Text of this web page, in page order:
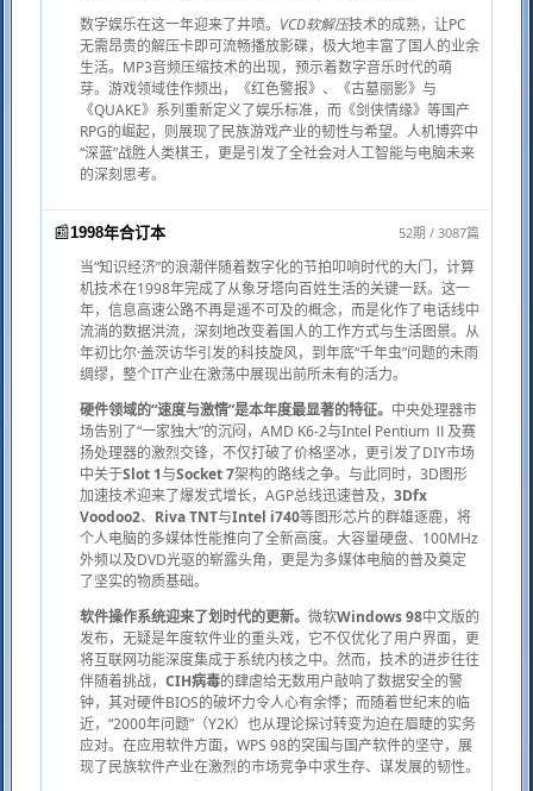
数字娱乐在这一年迎来了井喷。 VCD软解压技术的成熟，让PC
无需昂贵的解压卡即可流畅播放影碟，极大地丰富了国人的业余
生活。MP3音频压缩技术的出现，预示着数字音乐时代的萌
芽。游戏领域佳作频出，《红色警报》、《古墓丽影》与
《QUAKE》系列重新定义了娱乐标准，而《剑侠情缘》等国产
RPG的崛起，则展现了民族游戏产业的韧性与希望。人机博弈中
“深蓝”战胜人类棋王，更是引发了全社会对人工智能与电脑未来
的深刻思考。
📰1998年合订本 52期 / 3087篇
当“知识经济”的浪潮伴随着数字化的节拍叩响时代的大门，计算
机技术在1998年完成了从象牙塔向百姓生活的关键一跃。这一
年，信息高速公路不再是遥不可及的概念，而是化作了电话线中
流淌的数据洪流，深刻地改变着国人的工作方式与生活图景。从
年初比尔·盖茨访华引发的科技旋风，到年底“千年虫”问题的未雨
绸缪，整个IT产业在激荡中展现出前所未有的活力。
硬件领域的“速度与激情”是本年度最显著的特征。 中央处理器市
场告别了“一家独大”的沉闷，AMD K6-2与Intel Pentium Ⅱ及赛
扬处理器的激烈交锋，不仅打破了价格坚冰，更引发了DIY市场
中关于Slot 1与Socket 7架构的路线之争。与此同时，3D图形
加速技术迎来了爆发式增长，AGP总线迅速普及， 3Dfx
Voodoo2、 Riva TNT与Intel i740等图形芯片的群雄逐鹿，将
个人电脑的多媒体性能推向了全新高度。大容量硬盘、100MHz
外频以及DVD光驱的崭露头角，更是为多媒体电脑的普及奠定
了坚实的物质基础。
软件操作系统迎来了划时代的更新。 微软Windows 98中文版的
发布，无疑是年度软件业的重头戏，它不仅优化了用户界面，更
将互联网功能深度集成于系统内核之中。然而，技术的进步往往
伴随着挑战， CIH病毒的肆虐给无数用户敲响了数据安全的警
钟，其对硬件BIOS的破坏力令人心有余悸；而随着世纪末的临
近，“2000年问题”（Y2K）也从理论探讨转变为迫在眉睫的实务
应对。在应用软件方面，WPS 98的突围与国产软件的坚守，展
现了民族软件产业在激烈的市场竞争中求生存、谋发展的韧性。